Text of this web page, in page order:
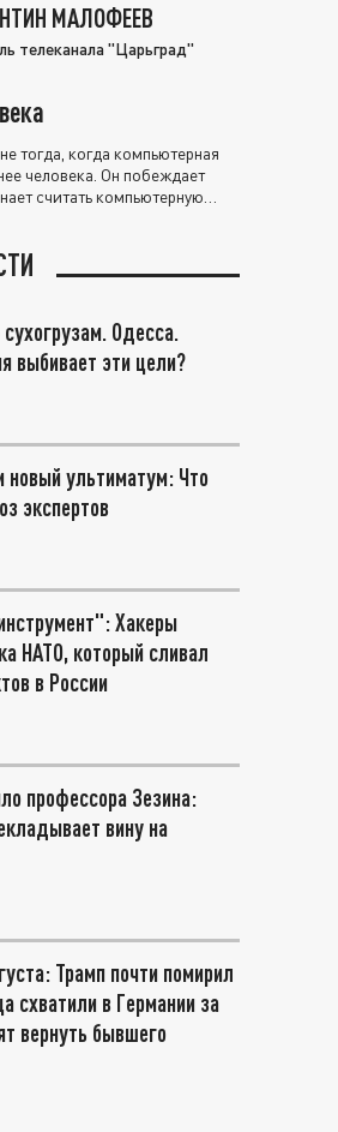
МАЛОФЕЕВ
телеканала "Царьград"
тогда, когда компьютерная
человека. Он побеждает
считать компьютерную
Одесса.
выбивает эти цели?
новый ультиматум: Что
экспертов
Хакеры
НАТО, который сливал
в России
профессора Зезина:
вину на
Трамп почти помирил
схватили в Германии за
вернуть бывшего